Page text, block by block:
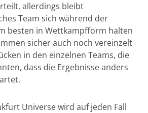
allerdings bleibt
Team sich während der
besten in Wettkampfform halten
sicher auch noch vereinzelt
in den einzelnen Teams, die
dass die Ergebnisse anders
Universe wird auf jeden Fall